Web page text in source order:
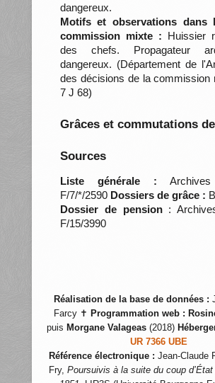
dangereux.
Motifs et observations dans
commission mixte : Huissier
des chefs. Propagateur
dangereux. (Département de
des décisions de la commission
7 J 68)
Grâces et commutations
Sources
Liste générale : Archives
F/7/*/2590 Dossiers de grâce :
Dossier de pension:
F/15/3990
Réalisation de la base de données :
Farcy ✝ Programmation web :
puis Morgane Valageas (2018)
UR 7366 UBE
Référence électronique : Jean-Claude
Fry, Poursuivis à la suite du coup